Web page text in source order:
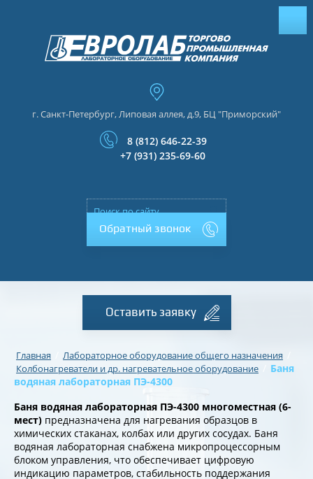
г. Санкт-Петербург, Липовая аллея, д.9, БЦ "Приморский"
8 (812) 646-22-39
+7 (931) 235-69-60
Обратный звонок
Оставить заявку
Главная Лабораторное оборудование общего назначения
Колбонагреватели и др. нагревательное оборудование
Баня
водяная лабораторная ПЭ-4300
Баня водяная лабораторная ПЭ-4300 многоместная (6-
мест) предназначена для нагревания образцов в
химических стаканах, колбах или других сосудах. Баня
водяная лабораторная снабжена микропроцессорным
блоком управления, что обеспечивает цифровую
индикацию параметров, стабильность поддержания